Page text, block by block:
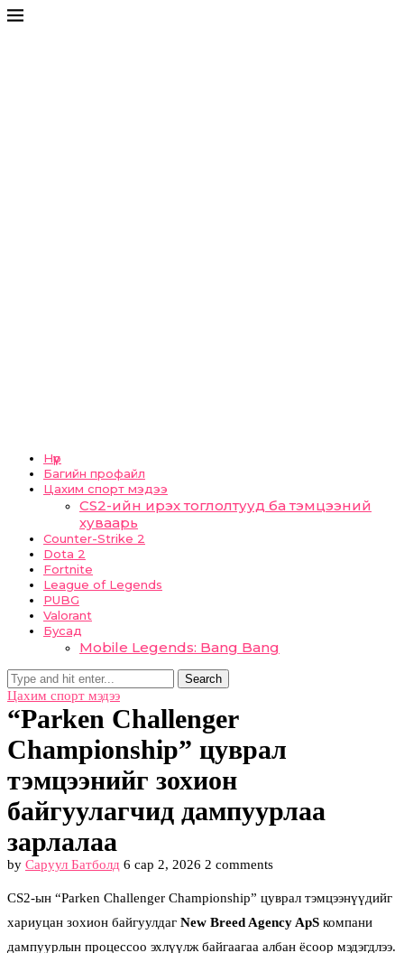
Нүүр
Багийн профайл
Цахим спорт мэдээ
CS2-ийн ирэх тоглолтууд ба тэмцээний
хуваарь
Counter-Strike 2
Dota 2
Fortnite
League of Legends
PUBG
Valorant
Бусад
Mobile Legends: Bang Bang
Search
Цахим спорт мэдээ
“Parken Challenger
Championship” цуврал
тэмцээнийг зохион
байгуулагчид дампуурлаа
зарлалаа
by Саруул Батболд 6 сар 2, 2026 2 comments
CS2-ын “Parken Challenger Championship” цуврал тэмцээнүүдийг
хариуцан зохион байгуулдаг New Breed Agency ApS компани
дампуурлын процессоо эхлүүлж байгаагаа албан ёсоор мэдэгдлээ.